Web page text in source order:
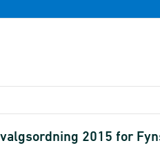
2015 for